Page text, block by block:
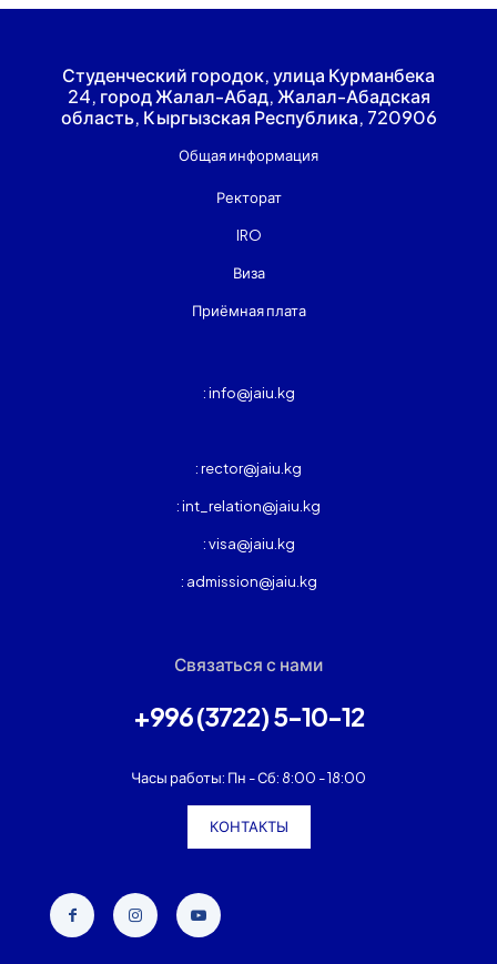
Студенческий городок, улица Курманбека
24, город Жалал-Абад, Жалал-Абадская
область, Кыргызская Республика, 720906
Общая информация
Ректорат
IRO
Виза
Приёмная плата
: info@jaiu.kg
: rector@jaiu.kg
: int_relation@jaiu.kg
: visa@jaiu.kg
: admission@jaiu.kg
Связаться с нами
+996 (3722) 5-10-12
Часы работы: Пн - Сб: 8:00 - 18:00
КОНТАКТЫ